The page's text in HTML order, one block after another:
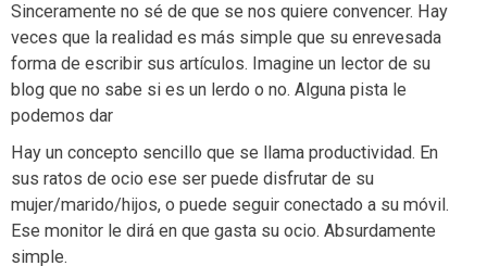
Sinceramente no sé de que se nos quiere convencer. Hay
veces que la realidad es más simple que su enrevesada
forma de escribir sus artículos. Imagine un lector de su
blog que no sabe si es un lerdo o no. Alguna pista le
podemos dar
Hay un concepto sencillo que se llama productividad. En
sus ratos de ocio ese ser puede disfrutar de su
mujer/marido/hijos, o puede seguir conectado a su móvil.
Ese monitor le dirá en que gasta su ocio. Absurdamente
simple.